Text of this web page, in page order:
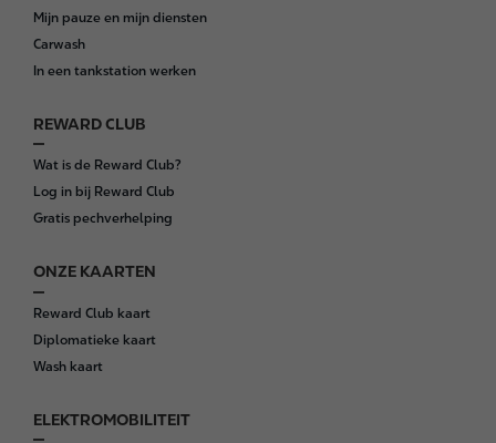
o
t
e
Mijn pauze en mijn diensten
Carwash
In een tankstation werken
REWARD CLUB
Wat is de Reward Club?
Log in bij Reward Club
Gratis pechverhelping
ONZE KAARTEN
Reward Club kaart
Diplomatieke kaart
Wash kaart
ELEKTROMOBILITEIT